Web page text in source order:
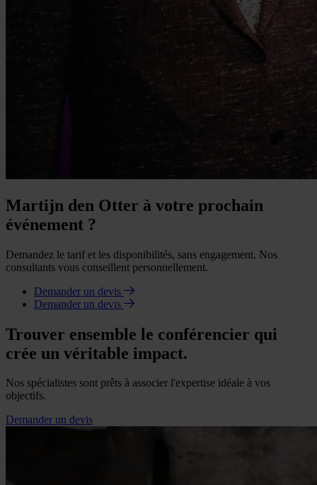
Martijn den Otter à votre prochain
événement ?
Demandez le tarif et les disponibilités, sans engagement. Nos
consultants vous conseillent personnellement.
Demander un devis
Demander un devis
Trouver ensemble le conférencier qui
crée un véritable impact.
Nos spécialistes sont prêts à associer l'expertise idéale à vos
objectifs.
Demander un devis